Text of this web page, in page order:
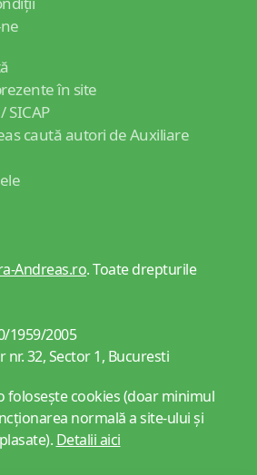
în site
SICAP
caută autori de Auxiliare
Andreas.ro. Toate drepturile
1959/2005
32, Sector 1, Bucuresti
folosește cookies (doar minimul
normală a site-ului și
Detalii aici